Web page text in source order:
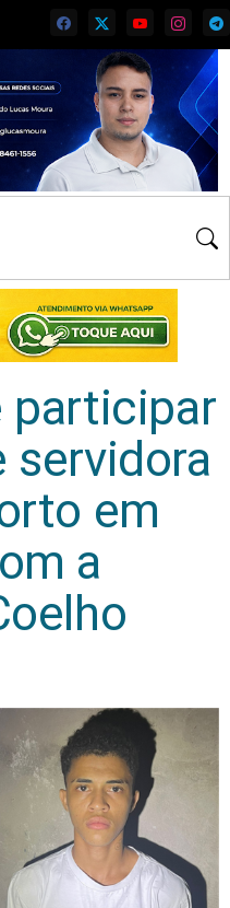
participar
servidora
em
a